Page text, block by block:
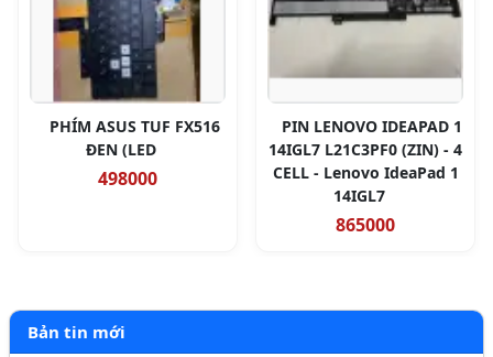
PHÍM ASUS TUF FX516
ĐEN (LED
498000
PIN LENOVO IDEAPAD 1
14IGL7 L21C3PF0 (ZIN) - 4
CELL - Lenovo IdeaPad 1
14IGL7
865000
Bản tin mới